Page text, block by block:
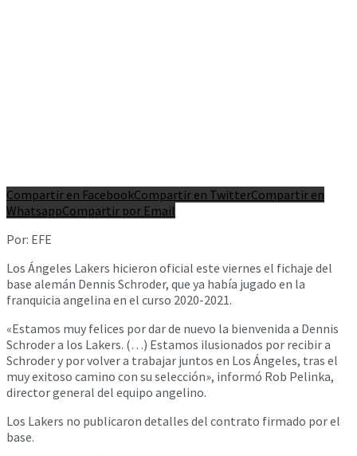
Compartir en FacebookCompartir en TwitterCompartir en
WhatsappCompartir por Email
Por: EFE
Los Ángeles Lakers hicieron oficial este viernes el fichaje del
base alemán Dennis Schroder, que ya había jugado en la
franquicia angelina en el curso 2020-2021.
«Estamos muy felices por dar de nuevo la bienvenida a Dennis
Schroder a los Lakers. (…) Estamos ilusionados por recibir a
Schroder y por volver a trabajar juntos en Los Ángeles, tras el
muy exitoso camino con su selección», informó Rob Pelinka,
director general del equipo angelino.
Los Lakers no publicaron detalles del contrato firmado por el
base.